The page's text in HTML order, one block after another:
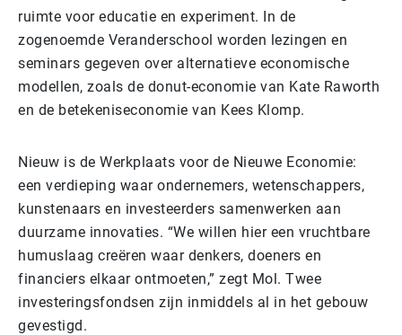
ruimte voor educatie en experiment. In de
zogenoemde Veranderschool worden lezingen en
seminars gegeven over alternatieve economische
modellen, zoals de donut-economie van Kate Raworth
en de betekeniseconomie van Kees Klomp.
Nieuw is de Werkplaats voor de Nieuwe Economie:
een verdieping waar ondernemers, wetenschappers,
kunstenaars en investeerders samenwerken aan
duurzame innovaties. “We willen hier een vruchtbare
humuslaag creëren waar denkers, doeners en
financiers elkaar ontmoeten,” zegt Mol. Twee
investeringsfondsen zijn inmiddels al in het gebouw
gevestigd.